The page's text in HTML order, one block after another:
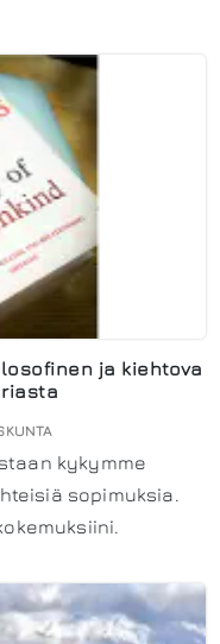
ja kiehtova
kykymme
sopimuksia.